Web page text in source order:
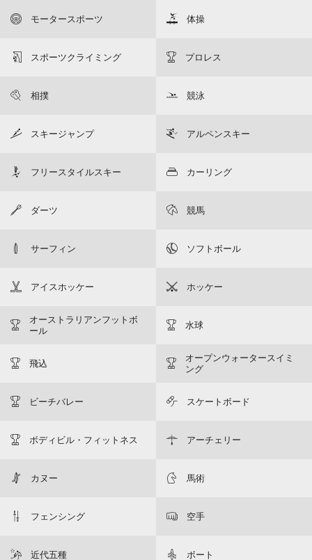
モータースポーツ 体操
スポーツクライミング プロレス
相撲 競泳
スキージャンプ アルペンスキー
フリースタイルスキー カーリング
ダーツ 競馬
サーフィン ソフトボール
アイスホッケー ホッケー
オーストラリアンフットボ
ール
水球
飛込
オープンウォータースイミ
ング
ビーチバレー スケートボード
ボディビル・フィットネス アーチェリー
カヌー 馬術
フェンシング 空手
近代五種 ボート